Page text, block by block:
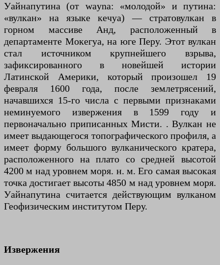
Уайнапутина (от wayna: «молодой» и путина:
«вулкан» на языке кечуа) — стратовулкан в
горном массиве Анд, расположенный в
департаменте Мокегуа, на юге Перу. Этот вулкан
стал источником крупнейшего взрыва,
зафиксированного в новейшей истории
Латинской Америки, который произошел 19
февраля 1600 года, после землетрясений,
начавшихся 15-го числа с первыми признаками
неминуемого извержения в 1599 году и
первоначально приписанных Мисти. .​ Вулкан не
имеет выдающегося топографического профиля, а
имеет форму большого вулканического кратера,
расположенного на плато со средней высотой
4200 м над уровнем моря. н. м.​ Его самая высокая
точка достигает высоты 4850 м над уровнем моря.
Уайнапутина считается действующим вулканом
Геофизическим институтом Перу.
Извержения